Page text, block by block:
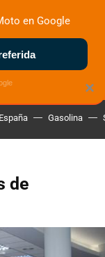
ELÉCTRICAS
España Gasolina
de
×
en Google